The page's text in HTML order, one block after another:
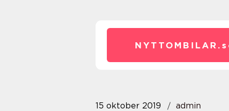
NYTTOMBILAR.
15 oktober 2019 admin